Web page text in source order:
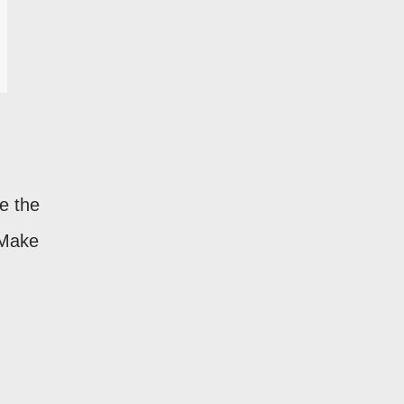
the